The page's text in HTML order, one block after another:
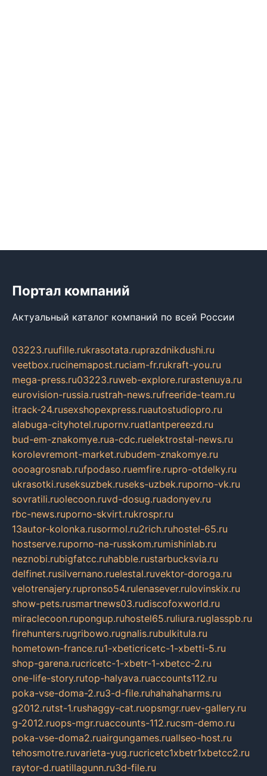
Портал компаний
Актуальный каталог компаний по всей России
03223.ruufille.rukrasotata.ruprazdnikdushi.ru
veetbox.rucinemapost.ruciam-fr.rukraft-you.ru
mega-press.ru03223.ruweb-explore.rurastenuya.ru
eurovision-russia.rustrah-news.rufreeride-team.ru
itrack-24.rusexshopexpress.ruautostudiopro.ru
alabuga-cityhotel.rupornv.ruatlantpereezd.ru
bud-em-znakomye.rua-cdc.ruelektrostal-news.ru
korolevremont-market.rubudem-znakomye.ru
oooagrosnab.rufpodaso.ruemfire.rupro-otdelky.ru
ukrasotki.ruseksuzbek.ruseks-uzbek.ruporno-vk.ru
sovratili.ruolecoon.ruvd-dosug.ruadonyev.ru
rbc-news.ruporno-skvirt.rukrospr.ru
13autor-kolonka.rusormol.ru2rich.ruhostel-65.ru
hostserve.ruporno-na-russkom.rumishinlab.ru
neznobi.rubigfatcc.ruhabble.rustarbucksvia.ru
delfinet.rusilvernano.ruelestal.ruvektor-doroga.ru
velotrenajery.rupronso54.rulenasever.rulovinskix.ru
show-pets.rusmartnews03.rudiscofoxworld.ru
miraclecoon.rupongup.ruhostel65.ruliura.ruglasspb.ru
firehunters.rugribowo.rugnalis.rubulkitula.ru
hometown-france.ru1-xbeticricetc-1-xbetti-5.ru
shop-garena.rucricetc-1-xbetr-1-xbetcc-2.ru
one-life-story.rutop-halyava.ruaccounts112.ru
poka-vse-doma-2.ru3-d-file.ruhahahaharms.ru
g2012.rutst-1.rushaggy-cat.ruopsmgr.ruev-gallery.ru
g-2012.ruops-mgr.ruaccounts-112.rucsm-demo.ru
poka-vse-doma2.ruairgungames.ruallseo-host.ru
tehosmotre.ruvarieta-yug.rucricetc1xbetr1xbetcc2.ru
raytor-d.ruatillagunn.ru3d-file.ru